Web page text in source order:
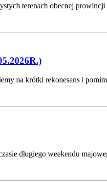
terenach obecnej
na krótki rekonesans i
długiego weekendu